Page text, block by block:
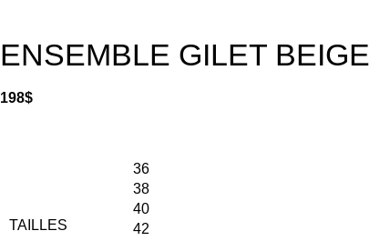
ENSEMBLE GILET BEIGE
198$
TAILLES
36
38
40
42